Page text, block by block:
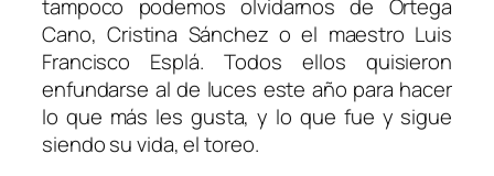
tampoco podemos olvidarnos de Ortega
Cano, Cristina Sánchez o el maestro Luis
Francisco Esplá. Todos ellos quisieron
enfundarse al de luces este año para hacer
lo que más les gusta, y lo que fue y sigue
siendo su vida, el toreo.